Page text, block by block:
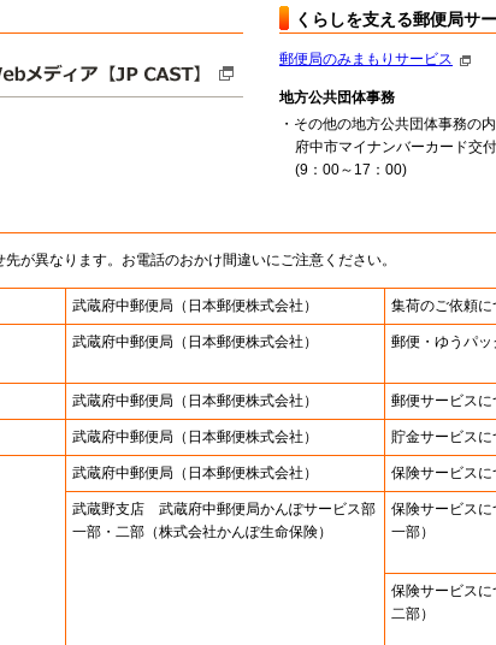
くらしを支える郵便局サ
郵便局のみまもりサービス
地方公共団体事務
・その他の地方公共団体事務の
府中市マイナンバーカード交
(9：00～17：00)
が異なります。お電話のおかけ間違いにご注意ください。
武蔵府中郵便局 （日本郵便株式会社） 集荷のご依頼に
武蔵府中郵便局 （日本郵便株式会社） 郵便・ゆうパ
武蔵府中郵便局 （日本郵便株式会社） 郵便サービスに
武蔵府中郵便局 （日本郵便株式会社） 貯金サービスに
武蔵府中郵便局 （日本郵便株式会社） 保険サービスに
武蔵野支店 武蔵府中郵便局かんぽサービス部
一部・二部（株式会社かんぽ生命保険）
保険サービス
一部）
保険サービス
二部）